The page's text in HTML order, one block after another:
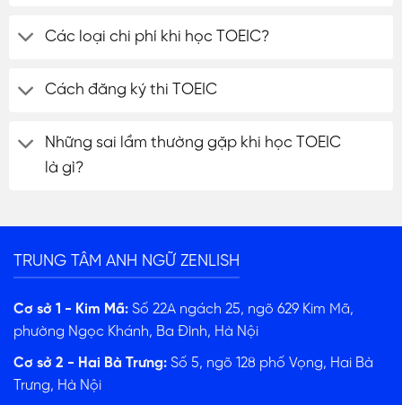
Các loại chi phí khi học TOEIC?
Cách đăng ký thi TOEIC
Những sai lầm thường gặp khi học TOEIC
là gì?
TRUNG TÂM ANH NGỮ ZENLISH
Cơ sở 1 - Kim Mã: Số 22A ngách 25, ngõ 629 Kim Mã,
phường Ngọc Khánh, Ba Đình, Hà Nội
Cơ sở 2 - Hai Bà Trưng: Số 5, ngõ 128 phố Vọng, Hai Bà
Trưng, Hà Nội